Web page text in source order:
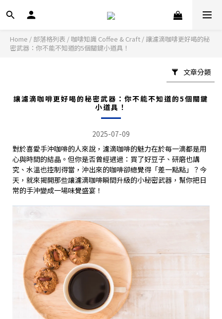
Home / 部落格列表 / 咖啡知識 Coffee & Craft / 讓濾滴咖啡更好喝的秘
密武器：你不能不知道的5個關鍵小道具！
文章分類
讓濾滴咖啡更好喝的秘密武器：你不能不知道的5個關鍵
小道具！
2025-07-09
對於喜愛手沖咖啡的人來說，濾滴咖啡的魅力在於每一滴都是用
心與時間的結晶。但你是否曾經遇過：買了好豆子、研磨也講
究、水溫也控制得當，沖出來的咖啡卻總覺得「差一點點」？今
天，就來揭開那些讓濾滴咖啡瞬間升級的小秘密武器，幫你把日
常的手沖變成一場味覺盛宴！